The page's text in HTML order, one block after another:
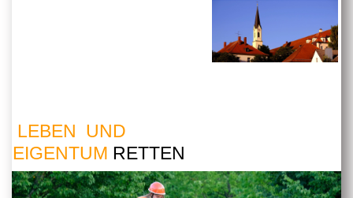
LEBEN UND
EIGENTUM RETTEN